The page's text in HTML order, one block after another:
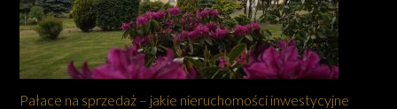
Pałace na sprzedaż – jakie nieruchomości inwestycyjne